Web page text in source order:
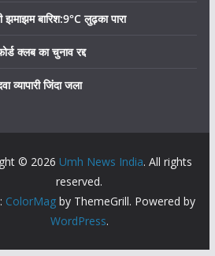
बारिश:9°C लुढ़का पारा
क्लब का चुनाव रद्द
जिंदा जला
© 2026 Umh News India. All rights
reserved.
ColorMagby ThemeGrill. Powered by
WordPress.